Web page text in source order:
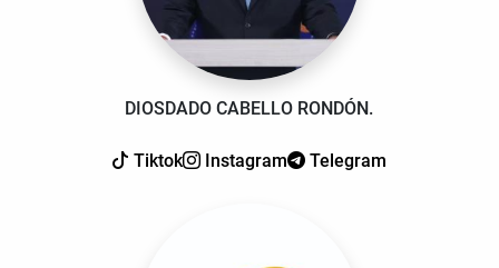
DIOSDADO CABELLO RONDÓN.
Tiktok Instagram Telegram